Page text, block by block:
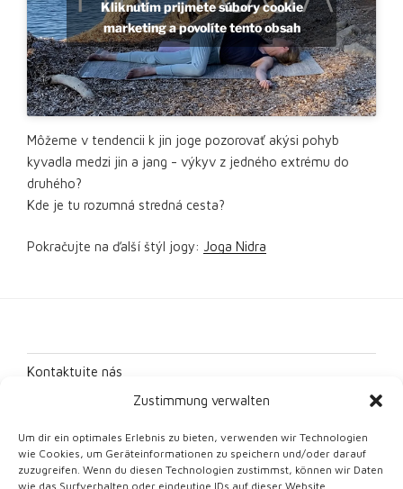
Zustimmung verwalten
Um dir ein optimales Erlebnis zu bieten, verwenden wir Technologien
wie Cookies, um Geräteinformationen zu speichern und/oder darauf
zuzugreifen. Wenn du diesen Technologien zustimmst, können wir Daten
wie das Surfverhalten oder eindeutige IDs auf dieser Website
Kliknutím prijmete súbory cookie
marketing a povolíte tento obsah
Môžeme v tendencii k jin joge pozorovať akýsi pohyb
kyvadla medzi jin a jang - výkyv z jedného extrému do
druhého?
Kde je tu rozumná stredná cesta?
Pokračujte na ďalší štýl jogy: Joga Nidra
Kontaktujte nás
Ochrana údajov
Smernica o súboroch cookie (EÚ)